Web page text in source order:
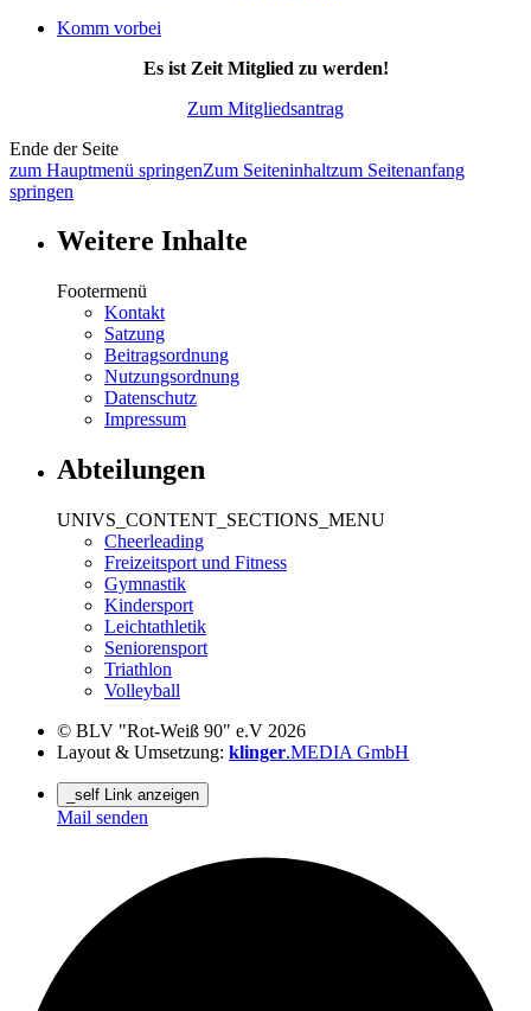
Komm vorbei
Es ist Zeit Mitglied zu werden!
Zum Mitgliedsantrag
Ende der Seite
zum Hauptmenü springenZum Seiteninhaltzum Seitenanfang
springen
Weitere Inhalte
Footermenü
Kontakt
Satzung
Beitragsordnung
Nutzungsordnung
Datenschutz
Impressum
Abteilungen
UNIVS_CONTENT_SECTIONS_MENU
Cheerleading
Freizeitsport und Fitness
Gymnastik
Kindersport
Leichtathletik
Seniorensport
Triathlon
Volleyball
© BLV "Rot-Weiß 90" e.V 2026
Layout & Umsetzung: klinger.MEDIA GmbH
_self Link anzeigen
Mail senden